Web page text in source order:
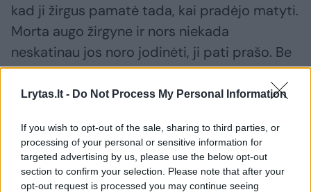
Lrytas.lt - Do Not Process My Personal Information
If you wish to opt-out of the sale, sharing to third parties, or
processing of your personal or sensitive information for
targeted advertising by us, please use the below opt-out
section to confirm your selection. Please note that after your
opt-out request is processed you may continue seeing
kad ji žirgus pamatė tada, kai pradėjo matyti.
Morta augo žirgyne ir nors niekada
neskatinau jos noro jodinėti, ji pati prašo. Be
to, ji supranta, ką reiškia rūpintis žirgu.
mamų kosmetika, ji skolinasi mano žirgų
kosmetiką – lakuoja kanopas, purškia
kondicionieriumi uodegas. Mums žirgai yra ne